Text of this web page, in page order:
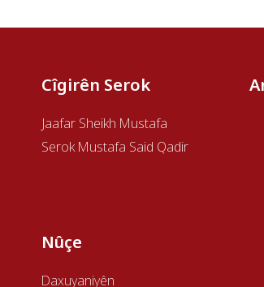
Cîgirên Serok
Jaafar Sheikh Mustafa
Serok Mustafa Said Qadir
Nûçe
Daxuyaniyên